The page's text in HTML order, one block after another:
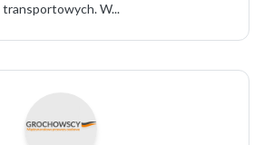
transportowych. W...